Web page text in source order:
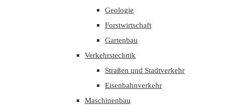
Geologie
Forstwirtschaft
Gartenbau
Verkehrstechnik
Straßen und Stadtverkehr
Eisenbahnverkehr
Maschinenbau